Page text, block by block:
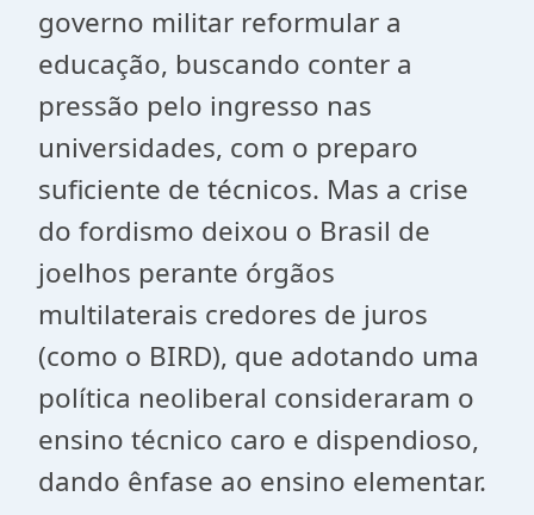
governo militar reformular a
educação, buscando conter a
pressão pelo ingresso nas
universidades, com o preparo
suficiente de técnicos. Mas a crise
do fordismo deixou o Brasil de
joelhos perante órgãos
multilaterais credores de juros
(como o BIRD), que adotando uma
política neoliberal consideraram o
ensino técnico caro e dispendioso,
dando ênfase ao ensino elementar.